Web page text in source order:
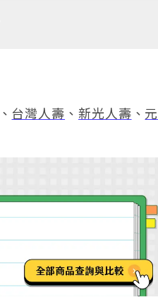
、 台灣人壽 、 新光人壽 、